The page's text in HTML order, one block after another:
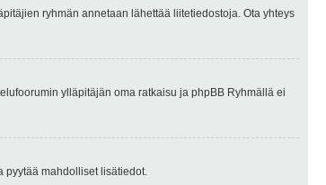
ryhmän annetaan lähettää liitetiedostoja. Ota yhteys
ylläpitäjän oma ratkaisu ja phpBB Ryhmällä ei
pyytää mahdolliset lisätiedot.